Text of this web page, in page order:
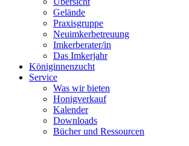
Gelände
Praxisgruppe
Neuimkerbetreuung
Imkerberater/in
Das Imkerjahr
Königinnenzucht
Service
Was wir bieten
Honigverkauf
Kalender
Downloads
Bücher und Ressourcen